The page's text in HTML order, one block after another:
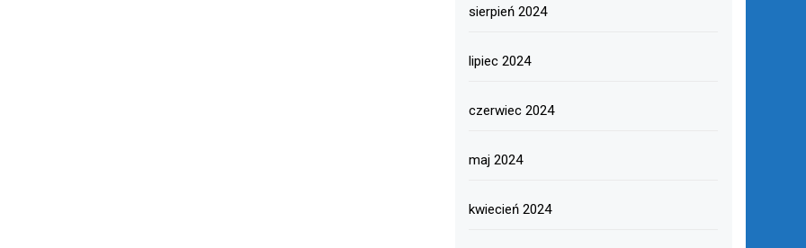
sierpień 2024
lipiec 2024
czerwiec 2024
maj 2024
kwiecień 2024